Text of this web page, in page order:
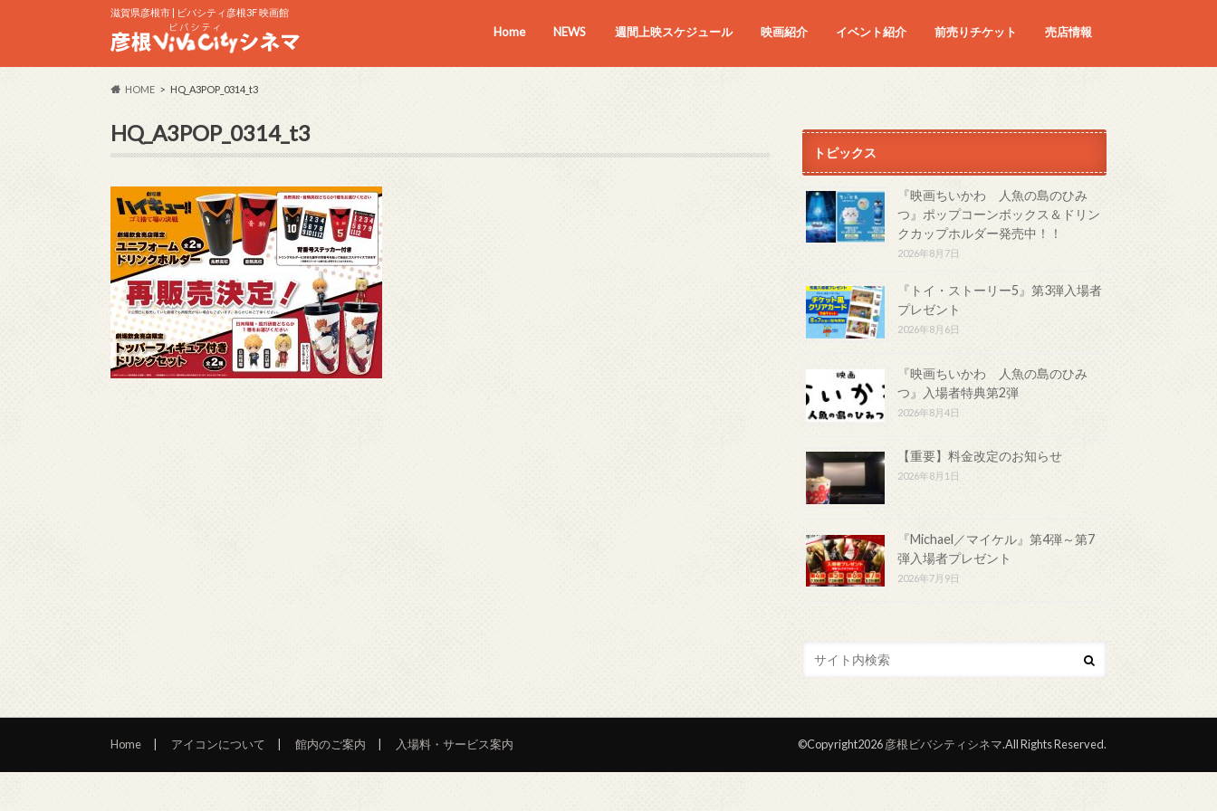
滋賀県彦根市 | ビバシティ彦根3F 映画館
Home NEWS 週間上映スケジュール 映画紹介 イベント紹介 前売りチケット 売店情報
HOME HQ_A3POP_0314_t3
HQ_A3POP_0314_t3
トピックス
『映画ちいかわ 人魚の島のひみ
つ』ポップコーンボックス＆ドリン
クカップホルダー発売中！！
2026年8月7日
『トイ・ストーリー5』第3弾入場者
プレゼント
2026年8月6日
『映画ちいかわ 人魚の島のひみ
つ』入場者特典第2弾
2026年8月4日
【重要】料金改定のお知らせ
2026年8月1日
『Michael／マイケル』第4弾～第7
弾入場者プレゼント
2026年7月9日
Home アイコンについて 館内のご案内 入場料・サービス案内 ©Copyright2026彦根ビバシティシネマ.All Rights Reserved.